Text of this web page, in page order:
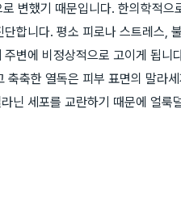
변했기 때문입니다. 한의학적
합니다. 평소 피로나 스트레스,
변에 비정상적으로 고이게 됩
축축한 열독은 피부 표면의 말라
닌 세포를 교란하기 때문에 얼룩